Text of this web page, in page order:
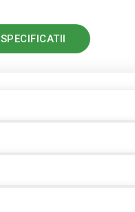
SPECIFICATII